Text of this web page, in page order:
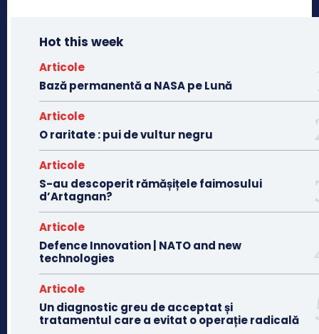
Hot this week
Articole
Bază permanentă a NASA pe Lună
Articole
O raritate : pui de vultur negru
Articole
S-au descoperit rămășițele faimosului
d’Artagnan?
Articole
Defence Innovation | NATO and new
technologies
Articole
Un diagnostic greu de acceptat și
tratamentul care a evitat o operație radicală